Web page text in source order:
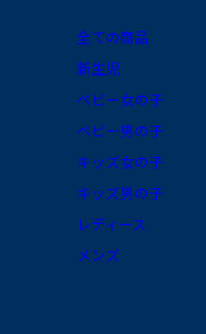
全ての商品
新生児
ベビー女の子
ベビー男の子
キッズ女の子
キッズ男の子
レディース
メンズ